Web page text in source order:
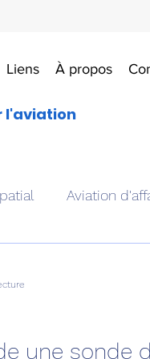
Liens À propos
l'aviation
Aviation
une sonde